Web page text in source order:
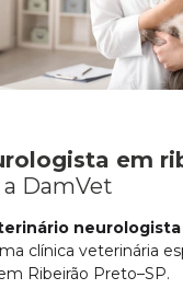
em
a DamVet
clínica veterinária
Ribeirão Preto–SP.